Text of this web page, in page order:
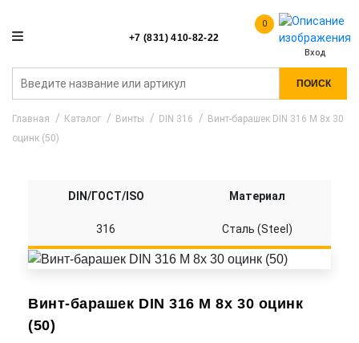
+7 (831) 410-82-22
0
Вход
ПОИСК
Главная Каталог Винты DIN 316
Винт-барашек DIN 316 M 8x 30
оцинк (50)
Винт-барашек DIN 316 M 8x 30 оцинк
(50)
DIN/ГОСТ/ISO Материал
316 Сталь (Steel)